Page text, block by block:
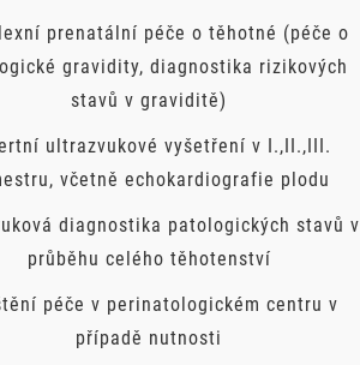
prenatální péče o těhotné (péče o
gravidity, diagnostika rizikových
stavů v graviditě)
ultrazvukové vyšetření v I.,II.,III.
včetně echokardiografie plodu
diagnostika patologických stavů v
průběhu celého těhotenství
péče v perinatologickém centru v
případě nutnosti